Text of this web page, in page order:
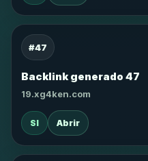
#47
Backlink generado 47
19.xg4ken.com
SI Abrir